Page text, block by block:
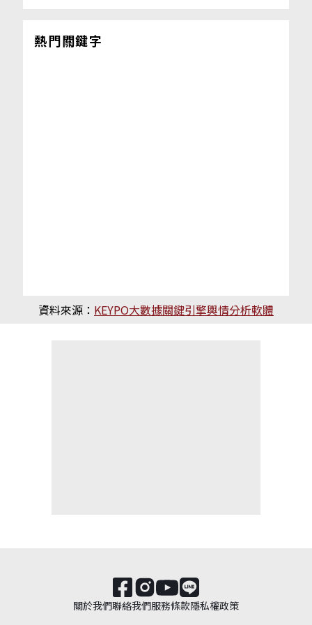
熱門關鍵字
資料來源： KEYPO大數據關鍵引擎輿情分析軟體
關於我們聯絡我們服務條款隱私權政策